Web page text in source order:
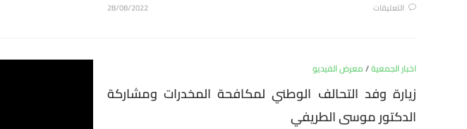
التعليقات 28/08/2022
اخبار الجمعية/معرض الفيديو
زيارة وفد التحالف الوطني لمكافحة المخدرات ومشاركة
الدكتور موسى الطريفي